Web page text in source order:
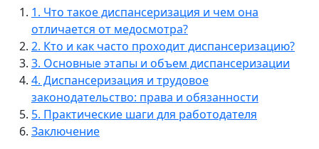
1. Что такое диспансеризация и чем она
отличается от медосмотра?
2. Кто и как часто проходит диспансеризацию?
3. Основные этапы и объем диспансеризации
4. Диспансеризация и трудовое
законодательство: права и обязанности
5. Практические шаги для работодателя
Заключение